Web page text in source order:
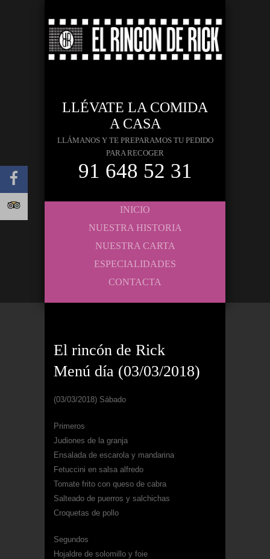
LLÉVATE LA COMIDA
A CASA
LLÁMANOS Y TE PREPARAMOS TU PEDIDO
PARA RECOGER
91 648 52 31
INICIO
NUESTRA HISTORIA
NUESTRA CARTA
ESPECIALIDADES
CONTACTA
El rincón de Rick
Menú día (03/03/2018)
(03/03/2018) Sábado
Primeros
Judiones de la granja
Ensalada de escarola y mandarina
Fetuccini en salsa alfredo
Tomate frito con queso de cabra
Salteado de puerros y salchichas
Croquetas de pollo
Segundos
Hojaldre de solomillo y foie